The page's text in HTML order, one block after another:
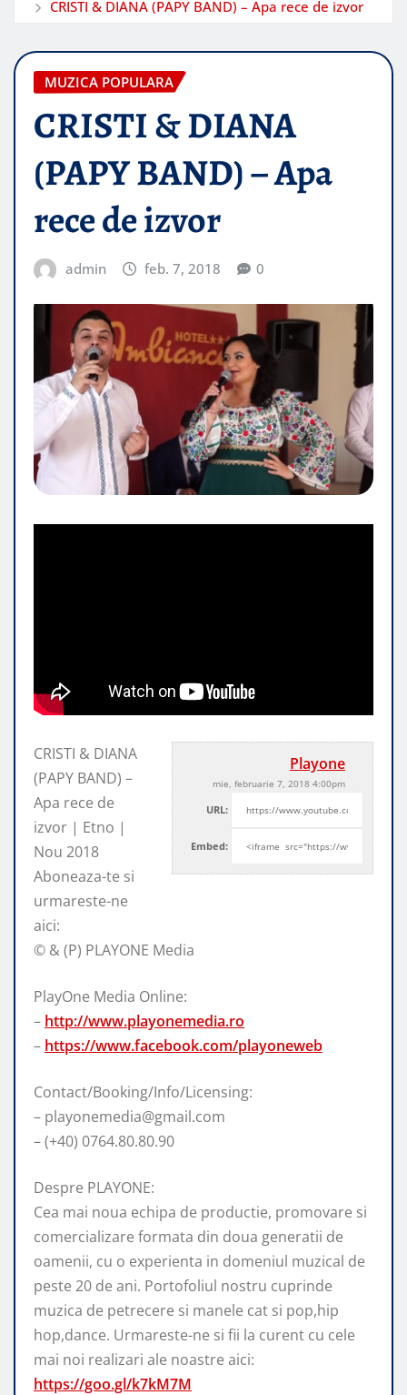
CRISTI & DIANA (PAPY BAND) – Apa rece de izvor
MUZICA POPULARA
CRISTI & DIANA
(PAPY BAND) – Apa
rece de izvor
admin feb. 7, 2018 0
Playone
mie, februarie 7, 2018 4:00pm
URL:
Embed:
CRISTI & DIANA
(PAPY BAND) –
Apa rece de
izvor | Etno |
Nou 2018
Aboneaza-te si
urmareste-ne
aici:
© &(P) PLAYONE Media
PlayOne Media Online:
– http://www.playonemedia.ro
– https://www.facebook.com/playoneweb
Contact/Booking/Info/Licensing:
– playonemedia@gmail.com
– (+40) 0764.80.80.90
Despre PLAYONE:
Cea mai noua echipa de productie, promovare si
comercializare formata din doua generatii de
oamenii, cu o experienta in domeniul muzical de
peste 20 de ani. Portofoliul nostru cuprinde
muzica de petrecere si manele cat si pop,hip
hop,dance. Urmareste-ne si fii la curent cu cele
mai noi realizari ale noastre aici:
https://goo.gl/k7kM7M